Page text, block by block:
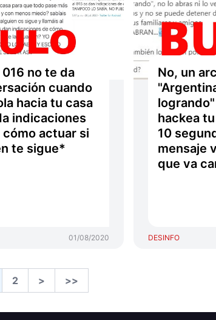
016 no te da
cuando
hacia tu casa
indicaciones
actuar si
te sigue*
01/08/2020
No, un
hackea
10
mensaje
que va
DESINFO
2 > >>